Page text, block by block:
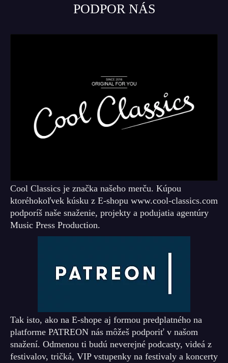
PODPOR NÁS
Cool Classics je značka našeho merču. Kúpou
ktoréhokoľvek kúsku z E-shopu www.cool-classics.com
podporíš naše snaženie, projekty a podujatia agentúry
Music Press Production.
Tak isto, ako na E-shope aj formou predplatného na
platforme PATREON nás môžeš podporiť v našom
snažení. Odmenou ti budú neverejné podcasty, videá z
festivalov, tričká, VIP vstupenky na festivaly a koncerty